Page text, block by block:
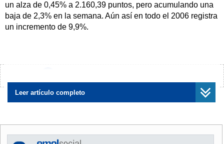
un alza de 0,45% a 2.160,39 puntos, pero acumulando una
baja de 2,3% en la semana. Aún así en todo el 2006 registra
un incremento de 9,9%.
Leer artículo completo